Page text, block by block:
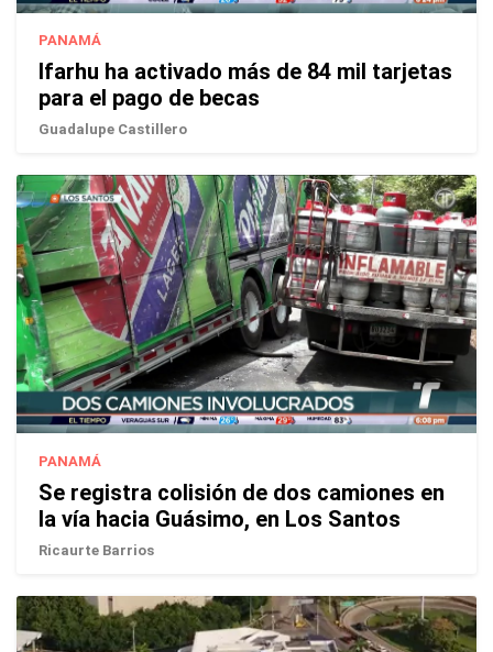
PANAMÁ
Ifarhu ha activado más de 84 mil tarjetas
para el pago de becas
Guadalupe Castillero
PANAMÁ
Se registra colisión de dos camiones en
la vía hacia Guásimo, en Los Santos
Ricaurte Barrios